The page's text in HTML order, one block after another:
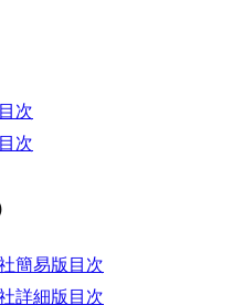
次
次
簡易版目次
詳細版目次